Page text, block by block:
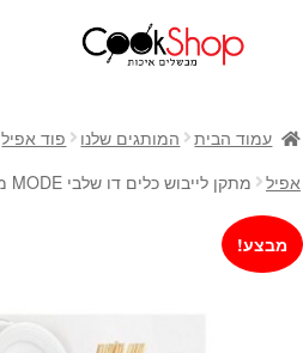
חנות
סירים
מחבתות
כלי הגשה ואירוח
עמוד הבית המותגים שלנו פוד אפיל
אפיל
מתקן לייבוש כלים דו שלבי MODE מבית פוד אפיל
מבצע!